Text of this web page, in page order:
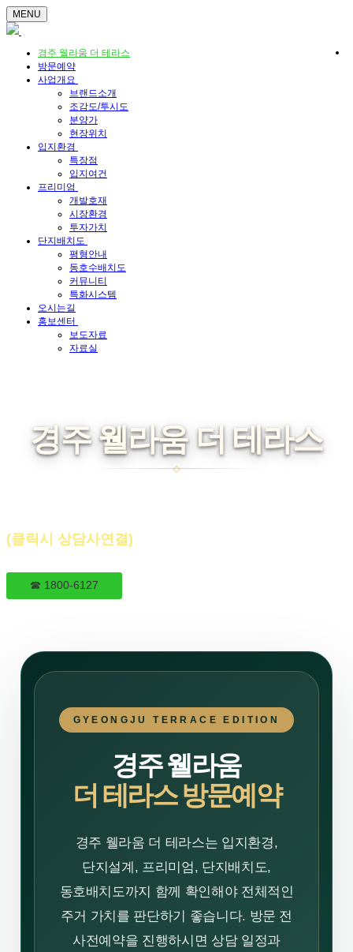
MENU
경주 웰라움 더 테라스
방문예약
사업개요
브랜드소개
조감도/투시도
분양가
현장위치
입지환경
특장점
입지여건
프리미엄
개발호재
시장환경
투자가치
단지배치도
평형안내
동호수배치도
커뮤니티
특화시스템
오시는길
홍보센터
보도자료
자료실
경주 웰라움 더 테라스
(클릭시 상담사연결)
☎ 1800-6127
GYEONGJU TERRACE EDITION
경주 웰라움
더 테라스 방문예약
경주 웰라움 더 테라스는 입지환경,
단지설계, 프리미엄, 단지배치도,
동호배치도까지 함께 확인해야 전체적인
주거 가치를 판단하기 좋습니다. 방문 전
사전예약을 진행하시면 상담 일정과